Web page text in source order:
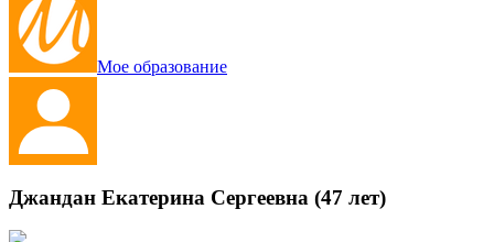
Мое образование
Джандан Екатерина Сергеевна (47 лет)